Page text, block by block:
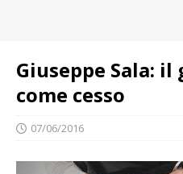
Giuseppe Sala:
come cesso
07/06/2016